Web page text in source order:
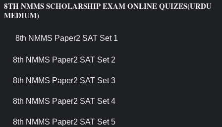
8TH NMMS SCHOLARSHIP EXAM ONLINE QUIZES(URDU
MEDIUM)
8th NMMS Paper2 SAT Set 1
8th NMMS Paper2 SAT Set 2
8th NMMS Paper2 SAT Set 3
8th NMMS Paper2 SAT Set 4
8th NMMS Paper2 SAT Set 5